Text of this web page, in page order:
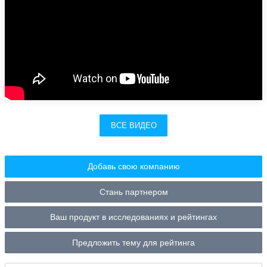
ВСЕ ВИДЕО
Добавь свою компанию
Стань партнером
Ваш продукт в исследованиях и рейтингах
Предложить тему для рейтинга